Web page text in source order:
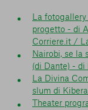
La
progetto - di
Corriere.it /
Nairobi, se la
(di Dante) - di
La Divina
slum di
Theater